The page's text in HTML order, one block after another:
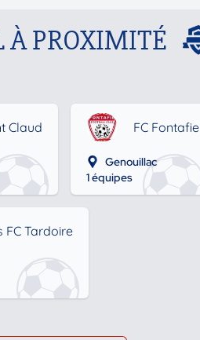
À PROXIMITÉ
Claud FC Fontafie
Genouillac
1 équipes
FC Tardoire